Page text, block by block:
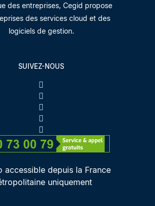
des entreprises, Cegid propose
des services cloud et des
logiciels de gestion.
SUIVEZ-NOUS
accessible depuis la France
uniquement